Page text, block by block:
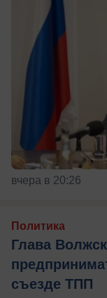
вчера в 20:26
Политика
Глава
съезде ТПП